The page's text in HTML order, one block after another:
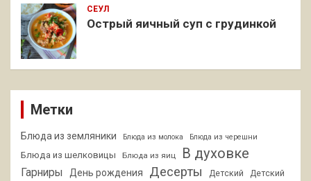
СЕУЛ
Острый яичный суп с грудинкой
Метки
Блюда из земляники Блюда из молока Блюда из черешни
Блюда из шелковицы Блюда из яиц В духовке
Гарниры День рождения Десерты Детский
Детский